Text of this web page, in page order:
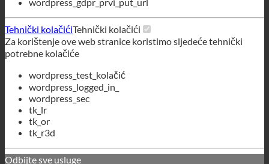
wordpress_test_kolačić
wordpress_logged_in_
wordpress_sec
tk_lr
tk_or
Odbijte sve usluge
Uštedjeti
Prihvati sve usluge
Hrvatski